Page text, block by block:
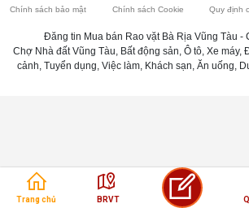
Trang chủ BRVT
Chính sách bảo mật Chính sách Cookie Quy định
Đăng tin Mua bán Rao vặt Bà Rịa Vũng Tàu -
Chợ Nhà đất Vũng Tàu, Bất động sản, Ô tô, Xe máy,
cảnh, Tuyển dụng, Việc làm, Khách sạn, Ăn uống,